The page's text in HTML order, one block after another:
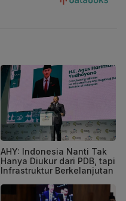
AHY: Indonesia Nanti Tak
Hanya Diukur dari PDB, tapi
Infrastruktur Berkelanjutan